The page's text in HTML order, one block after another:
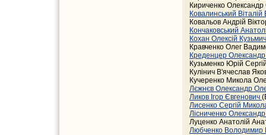
Кириченко
Ковалинський
Ковальов Андрій
Кончаковський
Кохан Олексій Кузьмич
Кравченко Олег
Креденцер
Кузьменко Юрій
Кулінич В'ячеслав
Кучеренко Микола
Лєжнєв Олександр
Ликов Ігор Євгенович
Лисенко Сергій
Лісниченко
Луценко Анатолій
Любченко Володимир